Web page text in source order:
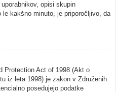
opisi skupin
kakšno minuto, je priporočljivo, da
Protection Act of 1998 (Akt o
iz leta 1998) je zakon v Združenih
posedujejo podatke